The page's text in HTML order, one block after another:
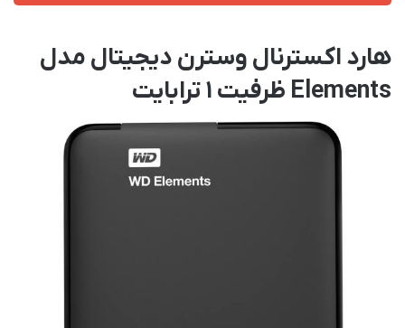
هارد اکسترنال وسترن دیجیتال مدل
Elements ظرفیت 1 ترابایت